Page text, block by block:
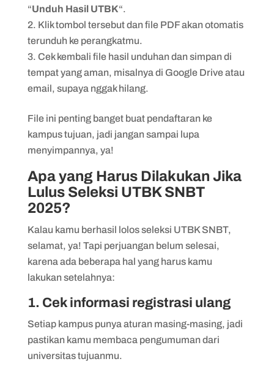
“Unduh Hasil UTBK“.
Klik tombol tersebut dan file PDF akan otomatis
terunduh ke perangkatmu.
Cek kembali file hasil unduhan dan simpan di
tempat yang aman, misalnya di Google Drive atau
email, supaya nggak hilang.
File ini penting banget buat pendaftaran ke
kampus tujuan, jadi jangan sampai lupa
menyimpannya, ya!
Apa yang Harus Dilakukan Jika
Lulus Seleksi UTBK SNBT
2025?
Kalau kamu berhasil lolos seleksi UTBK SNBT,
selamat, ya! Tapi perjuangan belum selesai,
karena ada beberapa hal yang harus kamu
lakukan setelahnya:
1. Cek informasi registrasi ulang
Setiap kampus punya aturan masing-masing, jadi
pastikan kamu membaca pengumuman dari
universitas tujuanmu.